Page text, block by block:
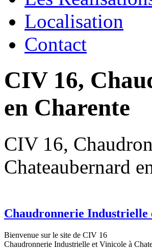
Localisation
Contact
CIV 16,
en Charente
CIV 16,
Chateaubernard
Chaudronnerie Industrielle
Bienvenue sur le site de CIV 16
Chaudronnerie Industrielle et Vinicole à